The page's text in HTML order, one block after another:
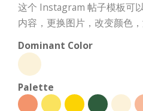
这个 Instagram 帖子模板可
内容，更换图片，改变颜色
Dominant Color
Palette